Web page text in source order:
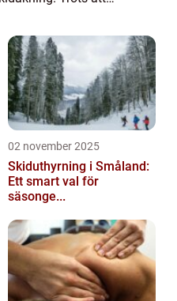
02 november 2025
Skiduthyrning i Småland:
Ett smart val för
säsonge...